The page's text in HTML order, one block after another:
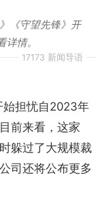
17173 新闻导语
《守望先锋》开
情。
始担忧自2023年
前来看，这家
躲过了大规模裁
司还将公布更多